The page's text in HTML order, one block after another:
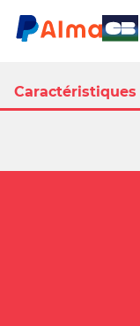
Caractéristiques